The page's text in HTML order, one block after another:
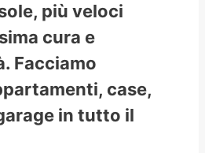
più veloci
cura e
Facciamo
case,
in tutto il